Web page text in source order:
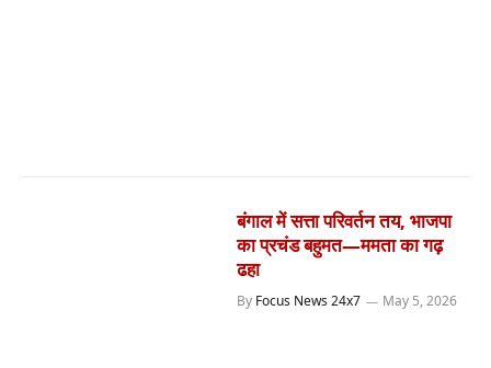
बंगाल में सत्ता परिवर्तन तय, भाजपा
का प्रचंड बहुमत—ममता का गढ़
ढहा
By Focus News 24x7 May 5, 2026